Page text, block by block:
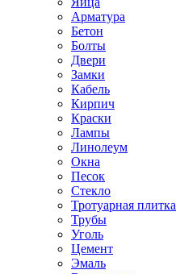
Арматура
Бетон
Болты
Двери
Замки
Кабель
Кирпич
Краски
Лампы
Линолеум
Окна
Песок
Стекло
Тротуарная плитка
Трубы
Уголь
Цемент
Эмаль